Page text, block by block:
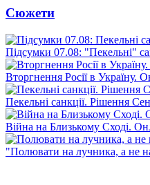
Сюжети
Підсумки 07.08: "Пекельні"
Вторгнення Росії в Україну.
Пекельні санкції. Рішення
Війна на Близькому Сході.
"Полювати на лучника, а не